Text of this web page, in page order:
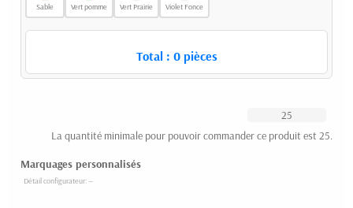
Sable Vert pomme Vert Prairie Violet Fonce
Total : 0pièces
La quantité minimale pour pouvoir commander ce produit est 25.
Marquages personnalisés